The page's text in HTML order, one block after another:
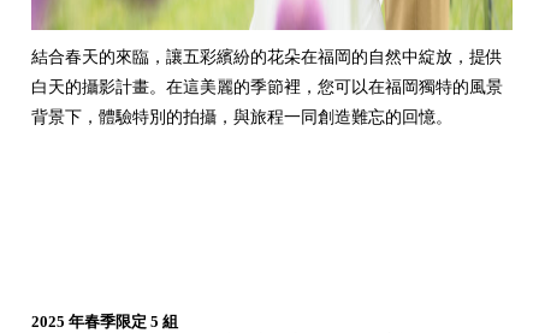
結合春天的來臨，讓五彩繽紛的花朵在福岡的自然中綻放，提供
白天的攝影計畫。在這美麗的季節裡，您可以在福岡獨特的風景
背景下，體驗特別的拍攝，與旅程一同創造難忘的回憶。
2025 年春季限定 5 組